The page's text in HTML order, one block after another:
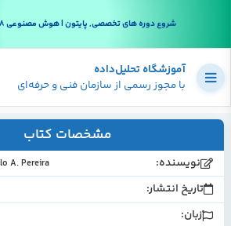
شروع دوره های تخصصی, پایتون | هوش مصنوعی 18 دی
آموزشگاه تحلیل‌داده
با مجوز رسمی از سازمان فنی و حرفه‌ای
مشخصات کتاب
نویسنده: A. Pereira
تاریخ انتشار:
زبان: